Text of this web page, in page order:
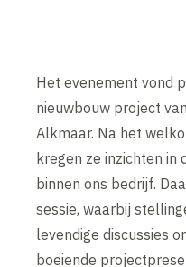
Het evenement vond
nieuwbouw project
Alkmaar. Na het
kregen ze inzichten in
binnen ons bedrijf.
sessie, waarbij
levendige discussies
boeiende